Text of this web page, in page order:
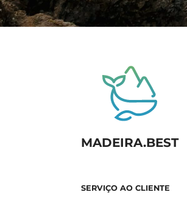
MADEIRA.BEST
SERVIÇO AO CLIENTE